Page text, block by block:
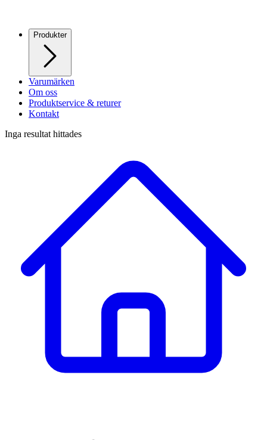
Produkter
Varumärken
Om oss
Produktservice & returer
Kontakt
Inga resultat hittades